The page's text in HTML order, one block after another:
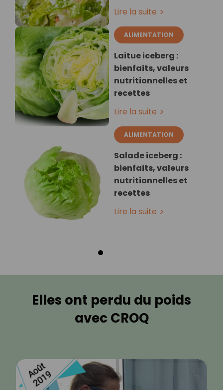
Lire la suite
ALIMENTATION
Laitue iceberg :
bienfaits, valeurs
nutritionnelles et
recettes
Lire la suite
ALIMENTATION
Salade iceberg :
bienfaits, valeurs
nutritionnelles et
recettes
Lire la suite
Elles ont perdu du poids
avec CROQ